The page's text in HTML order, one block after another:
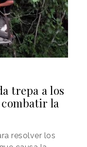
trepa a los
la
resolver los